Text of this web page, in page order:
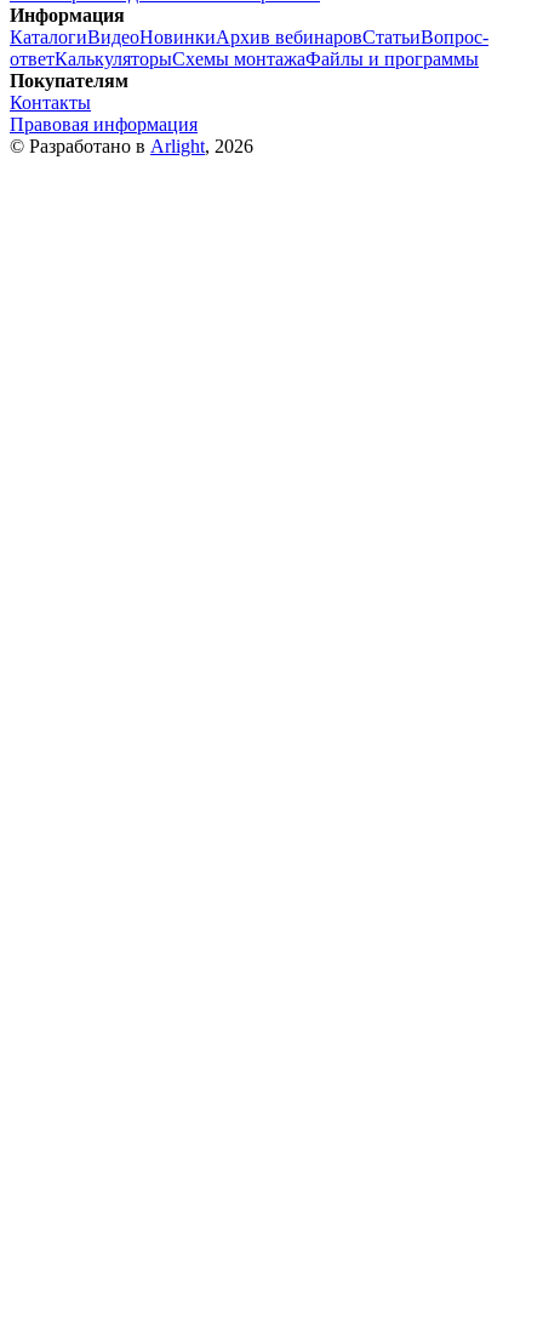
Информация
КаталогиВидеоНовинкиАрхив вебинаровСтатьиВопрос-
ответКалькуляторыСхемы монтажаФайлы и программы
Покупателям
Контакты
Правовая информация
© Разработано в Arlight, 2026